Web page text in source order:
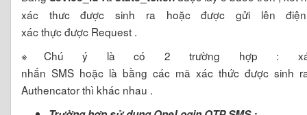
xác thưc được sinh ra hoặc được gửi lên
xác thực được Request .
※Chú ý là có 2 trường hợp :
nhắn SMS hoặc là bằng các mã xác thức được sinh
Authencator thì khác nhau .